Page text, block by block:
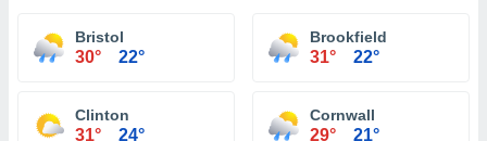
Bristol
30° 22°
Brookfield
31° 22°
Clinton
31° 24°
Cornwall
29° 21°